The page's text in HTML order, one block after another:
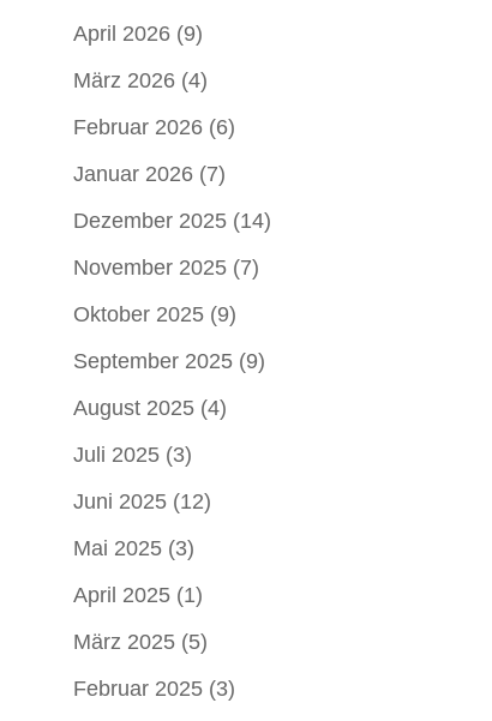
April 2026(9)
März 2026(4)
Februar 2026(6)
Januar 2026(7)
Dezember 2025(14)
November 2025(7)
Oktober 2025(9)
September 2025(9)
August 2025(4)
Juli 2025(3)
Juni 2025(12)
Mai 2025(3)
April 2025(1)
März 2025(5)
Februar 2025(3)